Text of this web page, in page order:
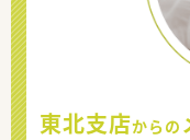
東北支店からの